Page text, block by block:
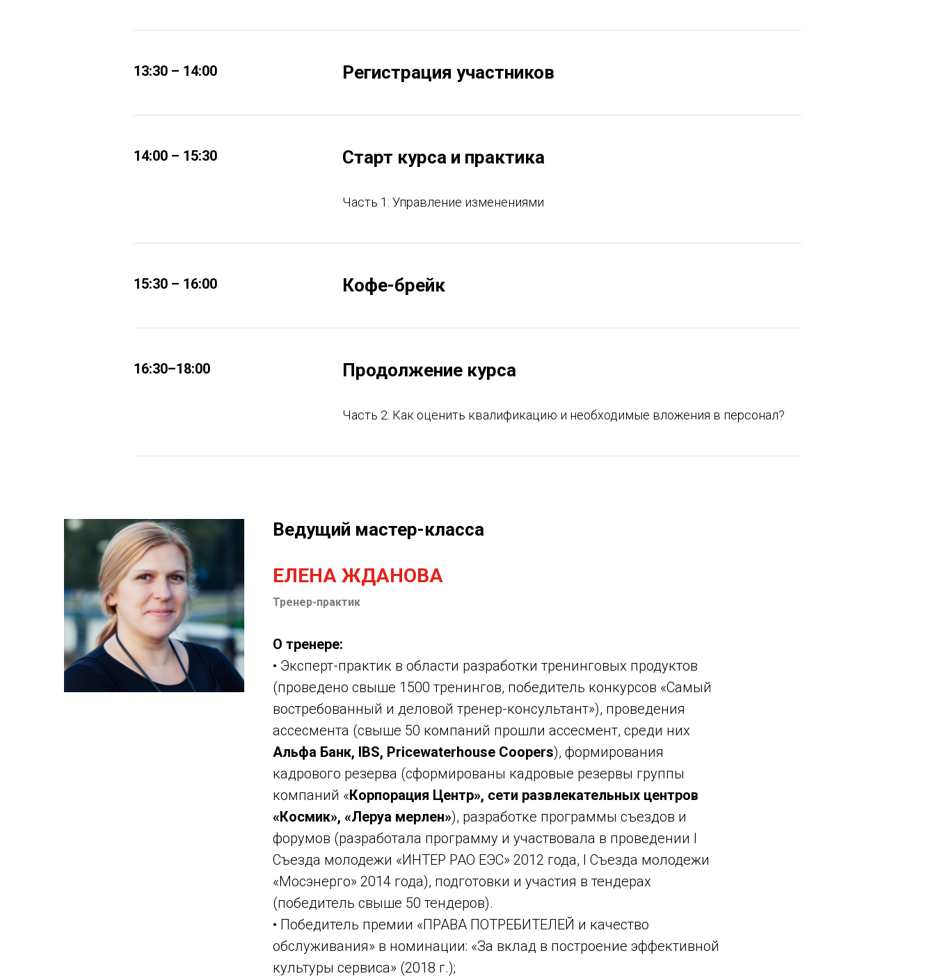
13:30 – 14:00 Регистрация участников
14:00 – 15:30 Старт курса и практика
Часть 1: Управление изменениями
15:30 – 16:00 Кофе-брейк
16:30–18:00 Продолжение курса
Часть 2: Как оценить квалификацию и необходимые вложения в персонал?
Ведущий мастер-класса
ЕЛЕНА ЖДАНОВА
Тренер-практик
О тренере:
• Эксперт-практик в области разработки тренинговых продуктов
(проведено свыше 1500 тренингов, победитель конкурсов «Самый
востребованный и деловой тренер-консультант»), проведения
ассесмента (свыше 50 компаний прошли ассесмент, среди них
Альфа Банк, IBS, Pricewaterhouse Coopers), формирования
кадрового резерва (сформированы кадровые резервы группы
компаний «Корпорация Центр», сети развлекательных центров
«Космик», «Леруа мерлен»), разработке программы съездов и
форумов (разработала программу и участвовала в проведении I
Съезда молодежи «ИНТЕР РАО ЕЭС» 2012 года, I Съезда молодежи
«Мосэнерго» 2014 года), подготовки и участия в тендерах
(победитель свыше 50 тендеров).
• Победитель премии «ПРАВА ПОТРЕБИТЕЛЕЙ и качество
обслуживания» в номинации: «За вклад в построение эффективной
культуры сервиса» (2018 г.);